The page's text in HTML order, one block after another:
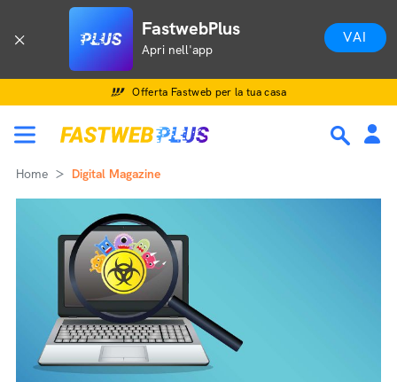
FastwebPlus
Apri nell'app
VAI
Offerta Fastweb per la tua casa
Home Digital Magazine